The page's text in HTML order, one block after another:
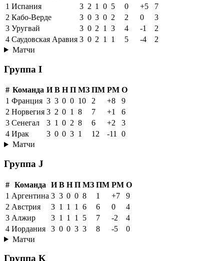
1 Испания 3 2 1 0 5 0 +5
7
2 Кабо-Верде 3 0 3 0 2 2 0
3
3 Уругвай 3 0 2 1 3 4 -1
2
4 Саудовская Аравия 3 0 2 1 1 5 -4
2
Матчи
Группа I
# Команда И В Н П МЗ ПМ РМ О
1 Франция 3 3 0 0 10 2 +8
9
2 Норвегия 3 2 0 1 8 7 +1
6
3 Сенегал 3 1 0 2 8 6 +2
3
4 Ирак 3 0 0 3 1 12 -11
0
Матчи
Группа J
# Команда И В Н П МЗ ПМ РМ О
1 Аргентина 3 3 0 0 8 1 +7
9
2 Австрия 3 1 1 1 6 6 0
4
3 Алжир 3 1 1 1 5 7 -2
4
4 Иордания 3 0 0 3 3 8 -5
0
Матчи
Группа K